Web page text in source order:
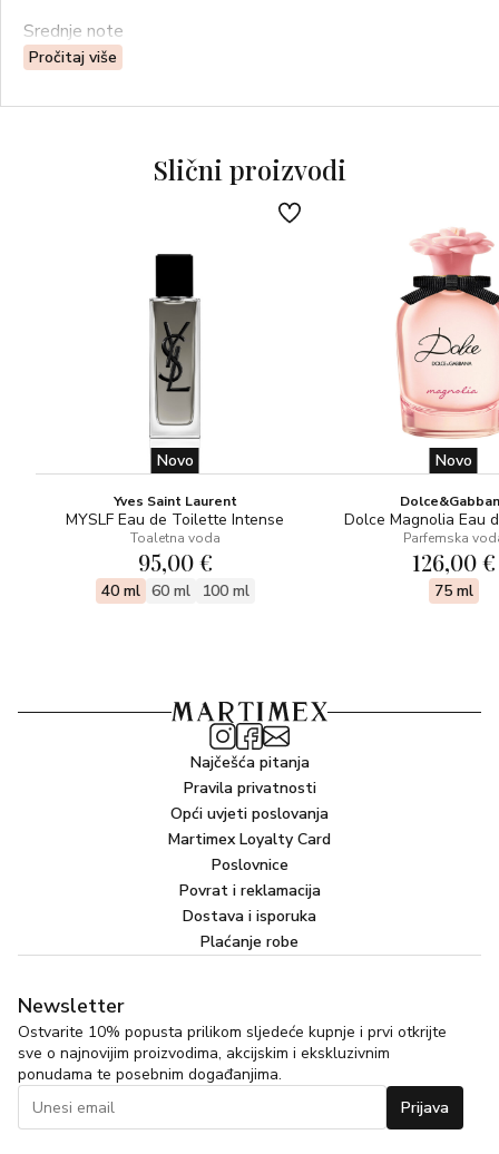
Srednje note
Morski sprej i jodne note, cvjetovi tiare i mimoze, borove
Jantar, morska sol, bijeli mošus.
Pročitaj više
Slični proizvodi
Novo
Yves Saint Laurent
MYSLF Eau de Toilette Intense
Toaletna voda
95,00 €
40 ml 60 ml 100 ml
Novo
Dolce Magnolia Eau
Parfemska
126,00 €
75 ml
Najčešća pitanja
Pravila privatnosti
Opći uvjeti poslovanja
Martimex Loyalty Card
Poslovnice
Povrat i reklamacija
Dostava i isporuka
Plaćanje robe
Newsletter
Ostvarite 10% popusta prilikom sljedeće kupnje i prvi otkrijte
sve o najnovijim proizvodima, akcijskim i ekskluzivnim
ponudama te posebnim događanjima.
Prijava